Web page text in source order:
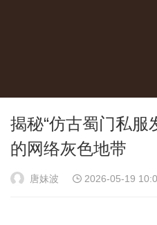
揭秘“仿古蜀门私服
的网络灰色地带
唐妹波 2026-05-19